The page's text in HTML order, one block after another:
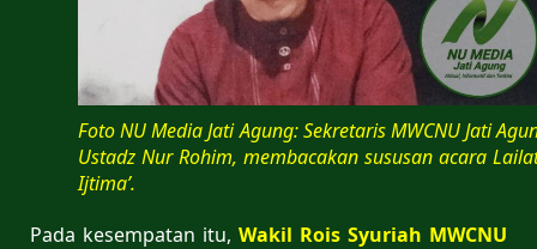
Foto NU Media Jati Agung: Sekretaris MWCNU Jati
Ustadz Nur Rohim, membacakan sususan acara
Ijtima’.
Pada kesempatan itu, Wakil Rois Syuriah MWCNU